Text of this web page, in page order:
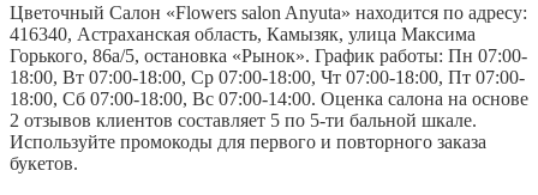
Цветочный Салон «Flowers salon Anyuta» находится по адресу:
416340, Астраханская область, Камызяк, улица Максима
Горького, 86а/5, остановка «Рынок». График работы: Пн 07:00-
18:00, Вт 07:00-18:00, Ср 07:00-18:00, Чт 07:00-18:00, Пт 07:00-
18:00, Сб 07:00-18:00, Вс 07:00-14:00. Оценка салона на основе
2 отзывов клиентов составляет 5 по 5-ти бальной шкале.
Используйте промокоды для первого и повторного заказа
букетов.